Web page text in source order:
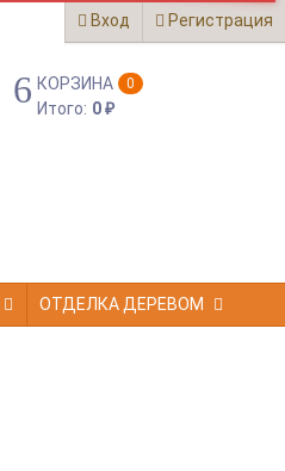
Вход Регистрация
КОРЗИНА 0
Итого: 0₽
ОТДЕЛКА ДЕРЕВОМ